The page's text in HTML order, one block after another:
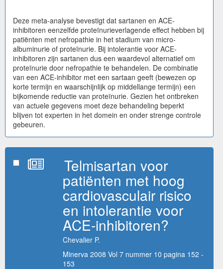
Deze meta-analyse bevestigt dat sartanen en ACE-
inhibitoren eenzelfde proteïnurieverlagende effect hebben bij
patiënten met nefropathie in het stadium van micro-
albuminurie of proteïnurie. Bij intolerantie voor ACE-
inhibitoren zijn sartanen dus een waardevol alternatief om
proteïnurie door nefropathie te behandelen. De combinatie
van een ACE-inhibitor met een sartaan geeft (bewezen op
korte termijn en waarschijnlijk op middellange termijn) een
bijkomende reductie van proteïnurie. Gezien het ontbreken
van actuele gegevens moet deze behandeling beperkt
blijven tot experten in het domein en onder strenge controle
gebeuren.
Telmisartan voor
patiënten met hoog
cardiovasculair risico
en intolerantie voor
ACE-inhibitoren?
Chevalier P.
Minerva 2008 Vol 7 nummer 10 pagina 152 -
153